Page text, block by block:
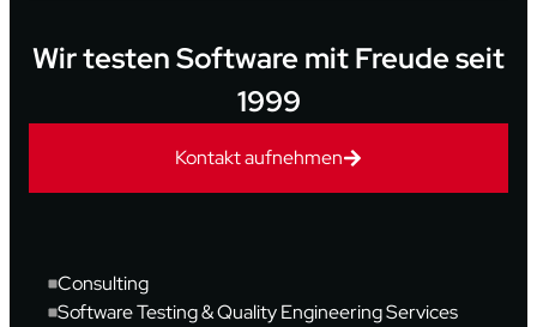
Wir testen Software mit Freude seit
1999
Kontakt aufnehmen
Consulting
Software Testing & Quality Engineering Services